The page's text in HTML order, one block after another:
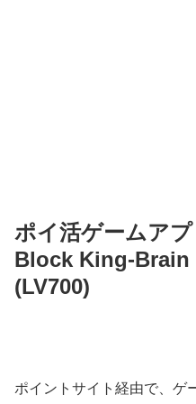
ポイ活ゲームア
Block King-Brain
(LV700)
ポイントサイト経由で、ゲ